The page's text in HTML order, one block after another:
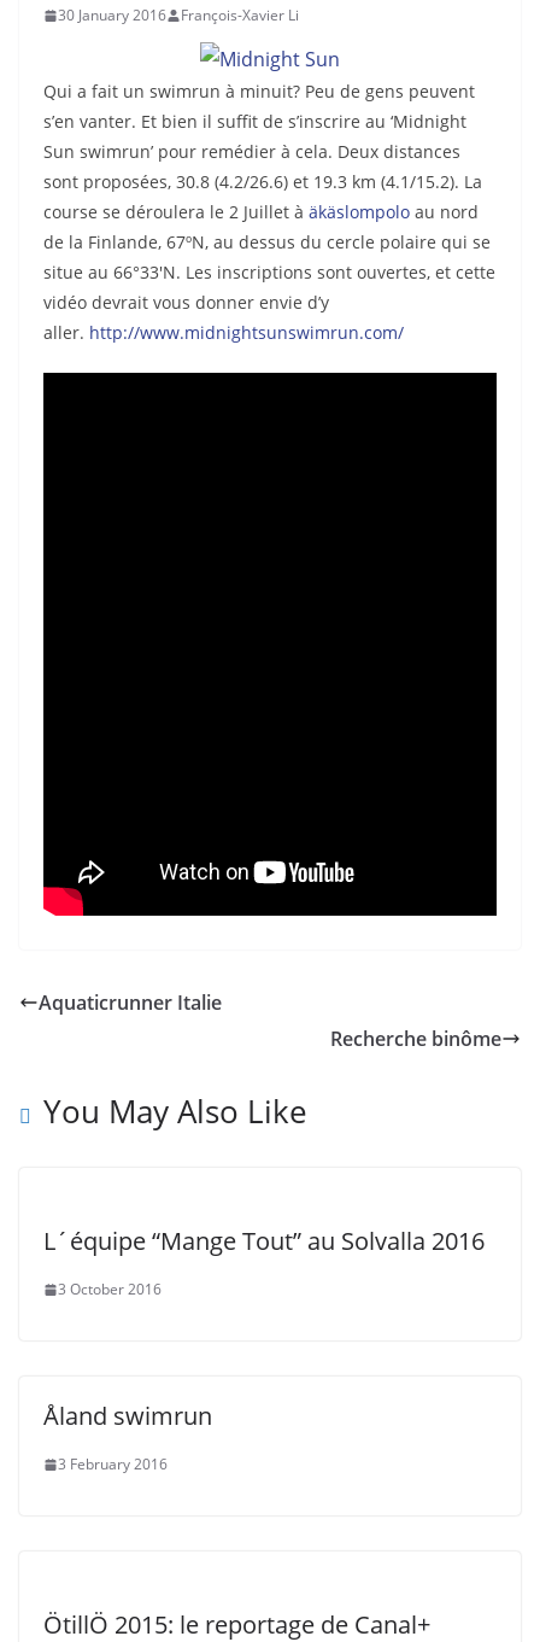
30 January 2016 François-Xavier Li
Qui a fait un swimrun à minuit? Peu de gens peuvent
s’en vanter. Et bien il suffit de s’inscrire au ‘Midnight
Sun swimrun’ pour remédier à cela. Deux distances
sont proposées, 30.8 (4.2/26.6) et 19.3 km (4.1/15.2). La
course se déroulera le 2 Juillet à äkäslompolo au nord
de la Finlande, 67ºN, au dessus du cercle polaire qui se
situe au 66°33′N. Les inscriptions sont ouvertes, et cette
vidéo devrait vous donner envie d’y
aller. http://www.midnightsunswimrun.com/
Aquaticrunner Italie
Recherche binôme
You May Also Like
L´équipe “Mange Tout” au Solvalla 2016
3 October 2016
Åland swimrun
3 February 2016
ÖtillÖ 2015: le reportage de Canal+